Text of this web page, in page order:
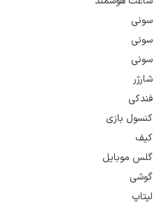
سونی
سونی
سونی
شارژر
فندکی
کنسول بازی
کیف
گلس موبایل
گوشی
لپتاپ